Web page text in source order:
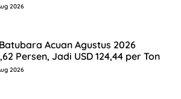
2026
Acuan Agustus 2026
Persen, Jadi USD 124,44 per Ton
2026